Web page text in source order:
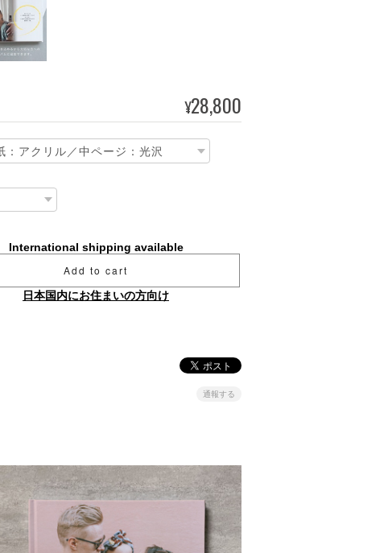
¥28,800
International shipping available
Add to cart
日本国内にお住まいの方向け
通報する